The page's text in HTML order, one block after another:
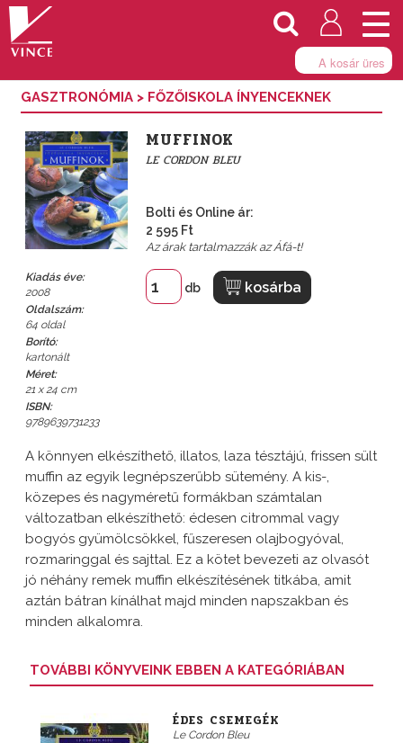
A kosár üres
GASZTRONÓMIA > FŐZŐISKOLA ÍNYENCEKNEK
Kiadás éve:
2008
Oldalszám:
64 oldal
Borító:
kartonált
Méret:
21 x 24 cm
ISBN:
9789639731233
MUFFINOK
LE CORDON BLEU
Bolti és Online ár:
2 595 Ft
Az árak tartalmazzák az Áfá-t!
db kosárba
A könnyen elkészíthető, illatos, laza tésztájú, frissen sült
muffin az egyik legnépszerűbb sütemény. A kis-,
közepes és nagyméretű formákban számtalan
változatban elkészíthető: édesen citrommal vagy
bogyós gyümölcsökkel, fűszeresen olajbogyóval,
rozmaringgal és sajttal. Ez a kötet bevezeti az olvasót
jó néhány remek muffin elkészítésének titkába, amit
aztán bátran kínálhat majd minden napszakban és
minden alkalomra.
TOVÁBBI KÖNYVEINK EBBEN A KATEGÓRIÁBAN
ÉDES CSEMEGÉK
Le Cordon Bleu